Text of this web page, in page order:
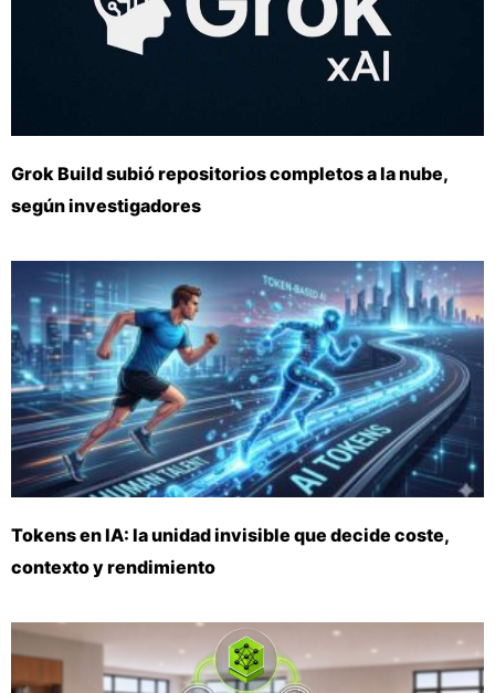
Grok Build subió repositorios completos a la nube,
según investigadores
Tokens en IA: la unidad invisible que decide coste,
contexto y rendimiento